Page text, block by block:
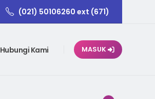
(021) 50106260 ext (671)
Hubungi Kami MASUK